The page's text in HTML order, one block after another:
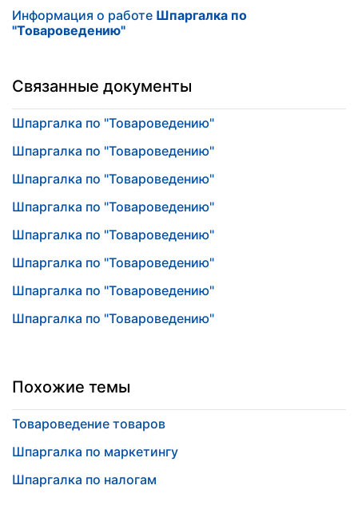
Информация о работе Шпаргалка по
"Товароведению"
Связанные документы
Шпаргалка по "Товароведению"
Шпаргалка по "Товароведению"
Шпаргалка по "Товароведению"
Шпаргалка по "Товароведению"
Шпаргалка по "Товароведению"
Шпаргалка по "Товароведению"
Шпаргалка по "Товароведению"
Шпаргалка по "Товароведению"
Похожие темы
Товароведение товаров
Шпаргалка по маркетингу
Шпаргалка по налогам